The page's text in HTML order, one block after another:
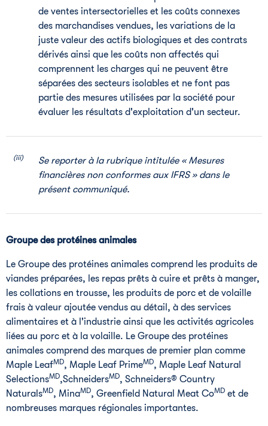
de ventes intersectorielles et les coûts connexes
des marchandises vendues, les variations de la
juste valeur des actifs biologiques et des contrats
dérivés ainsi que les coûts non affectés qui
comprennent les charges qui ne peuvent être
séparées des secteurs isolables et ne font pas
partie des mesures utilisées par la société pour
évaluer les résultats d'exploitation d'un secteur.
(iii)
Se reporter à la rubrique intitulée « Mesures
financières non conformes aux IFRS » dans le
présent communiqué.
Groupe des protéines animales
Le Groupe des protéines animales comprend les produits de
viandes préparées, les repas prêts à cuire et prêts à manger,
les collations en trousse, les produits de porc et de volaille
frais à valeur ajoutée vendus au détail, à des services
alimentaires et à l'industrie ainsi que les activités agricoles
liées au porc et à la volaille. Le Groupe des protéines
animales comprend des marques de premier plan comme
Maple LeafMD, Maple Leaf PrimeMD, Maple Leaf Natural
SelectionsMD,SchneidersMD, Schneiders® Country
NaturalsMD, MinaMD, Greenfield Natural Meat CoMD et de
nombreuses marques régionales importantes.